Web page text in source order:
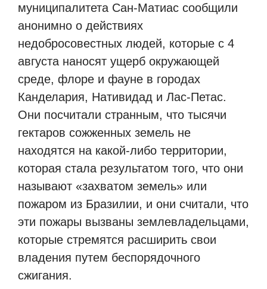
муниципалитета Сан-Матиас сообщили
анонимно о действиях
недобросовестных людей, которые с 4
августа наносят ущерб окружающей
среде, флоре и фауне в городах
Канделария, Нативидад и Лас-Петас.
Они посчитали странным, что тысячи
гектаров сожженных земель не
находятся на какой-либо территории,
которая стала результатом того, что они
называют «захватом земель» или
пожаром из Бразилии, и они считали, что
эти пожары вызваны землевладельцами,
которые стремятся расширить свои
владения путем беспорядочного
сжигания.